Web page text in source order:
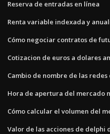
Reserva de entradas en línea
Renta variable indexada y
Cómo negociar contratos de
Cotizacion de euros a dolares
Cambio de nombre de las
Hora de apertura del mercado
Cómo calcular el volumen del
Valor de las acciones de delphi